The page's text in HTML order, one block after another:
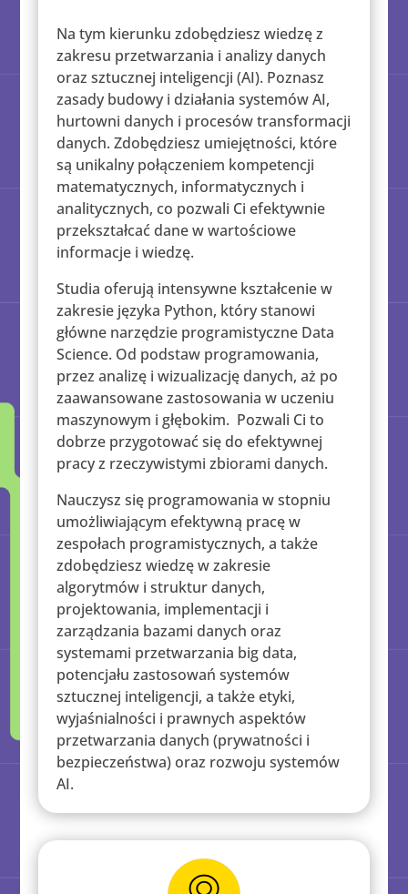
Na tym kierunku zdobędziesz wiedzę z
zakresu przetwarzania i analizy danych
oraz sztucznej inteligencji (AI). Poznasz
zasady budowy i działania systemów AI,
hurtowni danych i procesów transformacji
danych. Zdobędziesz umiejętności, które
są unikalny połączeniem kompetencji
matematycznych, informatycznych i
analitycznych, co pozwali Ci efektywnie
przekształcać dane w wartościowe
informacje i wiedzę.
Studia oferują intensywne kształcenie w
zakresie języka Python, który stanowi
główne narzędzie programistyczne Data
Science. Od podstaw programowania,
przez analizę i wizualizację danych, aż po
zaawansowane zastosowania w uczeniu
maszynowym i głębokim. Pozwali Ci to
dobrze przygotować się do efektywnej
pracy z rzeczywistymi zbiorami danych.
Nauczysz się programowania w stopniu
umożliwiającym efektywną pracę w
zespołach programistycznych, a także
zdobędziesz wiedzę w zakresie
algorytmów i struktur danych,
projektowania, implementacji i
zarządzania bazami danych oraz
systemami przetwarzania big data,
potencjału zastosowań systemów
sztucznej inteligencji, a także etyki,
wyjaśnialności i prawnych aspektów
przetwarzania danych (prywatności i
bezpieczeństwa) oraz rozwoju systemów
AI.